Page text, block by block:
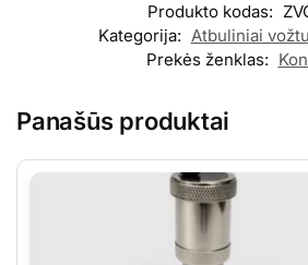
Produkto kodas:
Kategorija: Atbuliniai
Prekės ženklas:
Panašūs produktai